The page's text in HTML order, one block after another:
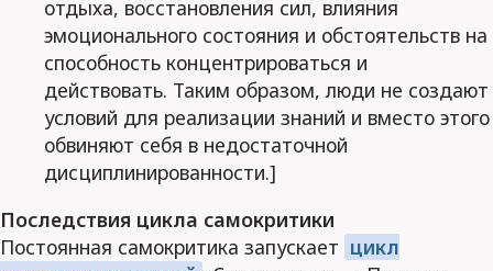
отдыха, восстановления сил, влияния
эмоционального состояния и обстоятельств на
способность концентрироваться и
действовать. Таким образом, люди не создают
условий для реализации знаний и вместо этого
обвиняют себя в недостаточной
дисциплинированности.]
Последствия цикла самокритики
Постоянная самокритика запускает цикл